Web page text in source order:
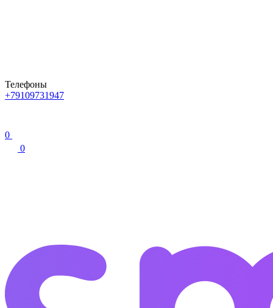
Телефоны
+79109731947
0
0